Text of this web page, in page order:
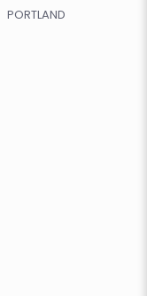
PORTLAND